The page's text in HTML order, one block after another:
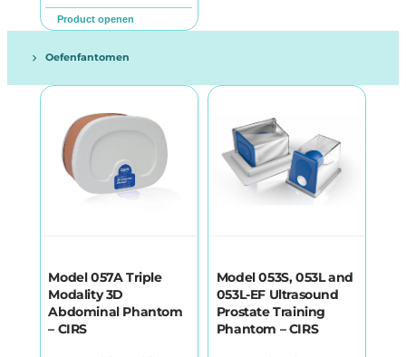
Product openen
Oefenfantomen
Model 057A Triple
Modality 3D
Abdominal Phantom
– CIRS
Model 053S, 053L and
053L-EF Ultrasound
Prostate Training
Phantom – CIRS